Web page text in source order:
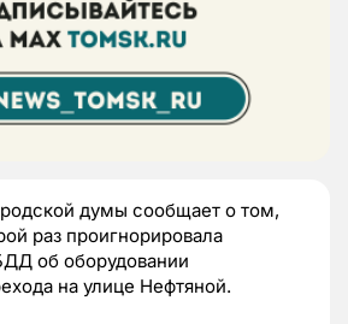
думы сообщает о том,
раз проигнорировала
об оборудовании
на улице Нефтяной.